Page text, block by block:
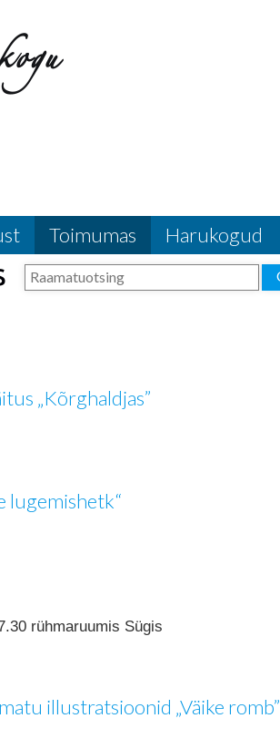
Toimumas Harukogud
„Kõrghaldjas”
lugemishetk“
rühmaruumis Sügis
illustratsioonid „Väike romb”